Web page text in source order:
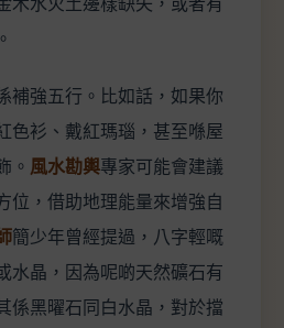
補強五行。比如話，如果你
色衫、戴紅瑪瑙，甚至喺屋
。 風水勘輿專家可能會建議
位，借助地理能量來增強自
簡少年曾經提過，八字輕嘅
水晶，因為呢啲天然礦石有
係黑曜石同白水晶，對於擋